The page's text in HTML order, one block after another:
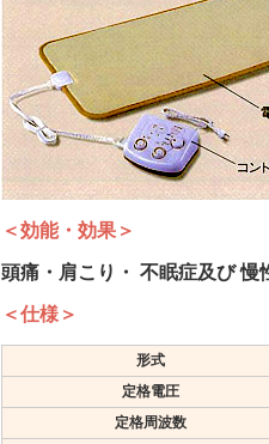
＜効能・効果＞
頭痛・肩こり・ 不眠症及び 慢
＜仕様＞
形式
定格電圧
定格周波数